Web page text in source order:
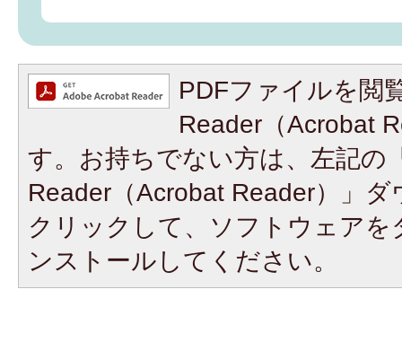
PDFファイルを閲
Reader（Acrobat
す。お持ちでない方は、左記の
Reader（Acrobat Reader）」
クリックして、ソフトウェア
ンストールしてください。